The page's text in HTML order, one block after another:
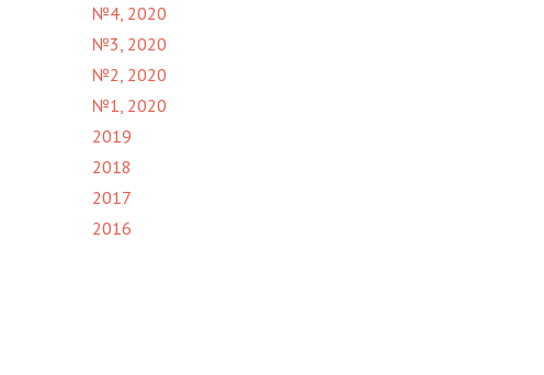
№4, 2020
№3, 2020
№2, 2020
№1, 2020
2019
2018
2017
2016